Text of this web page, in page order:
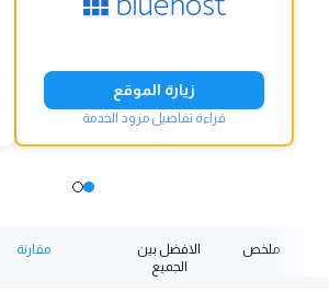
زيارة الموقع
قراءة تفاصيل مزود الخدمة
ملخص
الافضل بين
الجميع
مقارنة